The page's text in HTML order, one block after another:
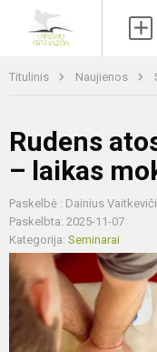
Titulinis Naujienos
Rudens
– laikas
Paskelbė : Dainius
Paskelbta: 2025-11-07
Kategorija: Seminarai